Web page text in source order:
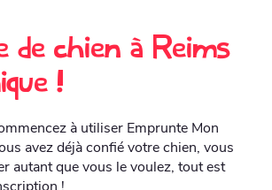
de chien à Reims
!
à utiliser Emprunte Mon
avez déjà confié votre chien, vous
autant que vous le voulez, tout est